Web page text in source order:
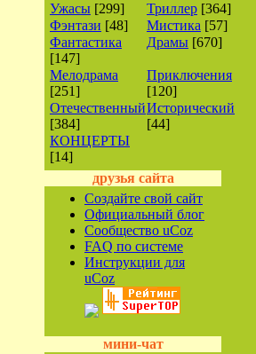
Ужасы [299] Триллер [364]
Фэнтази [48] Мистика [57]
Фантастика
[147]
Драмы [670]
Мелодрама
[251]
Приключения
[120]
Отечественный
[384]
Исторический
[44]
КОНЦЕРТЫ
[14]
друзья сайта
Создайте свой сайт
Официальный блог
Сообщество uCoz
FAQ по системе
Инструкции для
uCoz
мини-чат